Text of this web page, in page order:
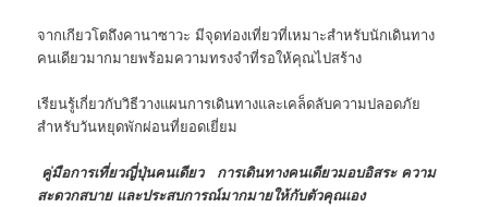
จากเกียวโตถึงคานาซาวะ มีจุดท่องเที่ยวที่เหมาะสำหรับนักเดินทาง
คนเดียวมากมายพร้อมความทรงจำที่รอให้คุณไปสร้าง
เรียนรู้เกี่ยวกับวิธีวางแผนการเดินทางและเคล็ดลับความปลอดภัย
สำหรับวันหยุดพักผ่อนที่ยอดเยี่ยม
คู่มือการเที่ยวญี่ปุ่นคนเดียว การเดินทางคนเดียวมอบอิสระ ความ
สะดวกสบาย และประสบการณ์มากมายให้กับตัวคุณเอง